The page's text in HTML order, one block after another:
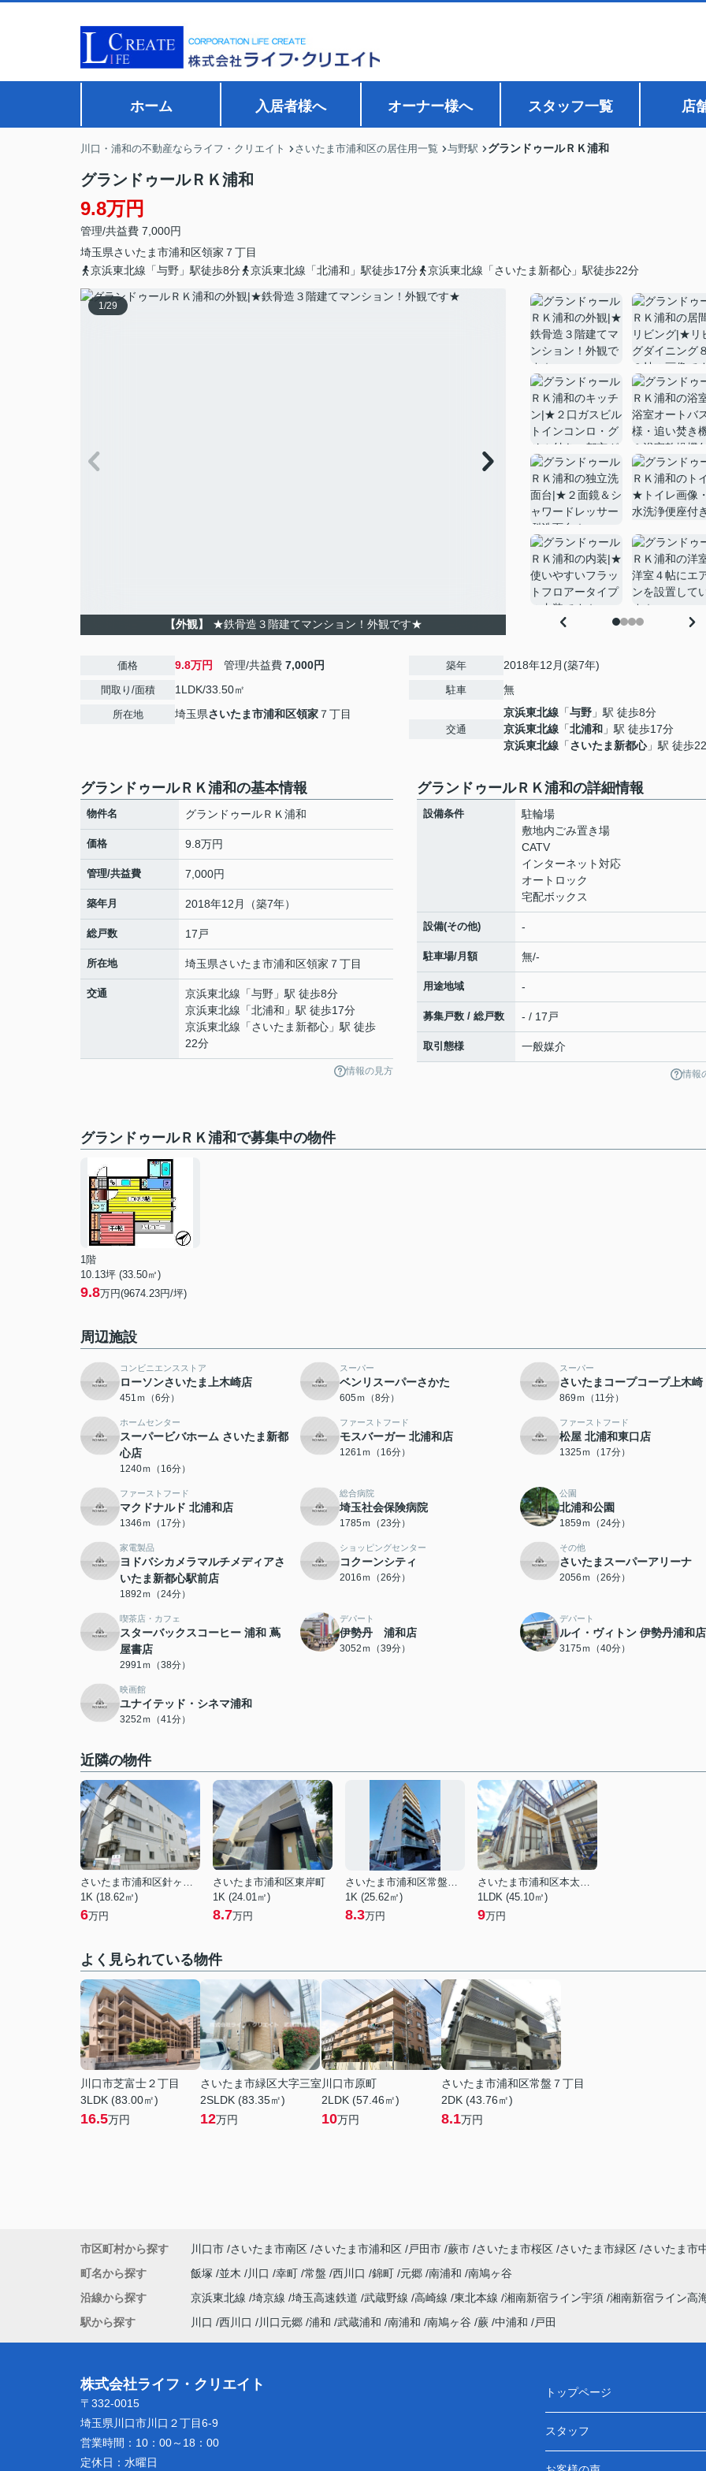
ホーム 入居者様へ オーナー様へ スタッフ一覧 店
川口・浦和の不動産ならライフ・クリエイト さいたま市浦和区の居住用一覧 与野駅 グランドゥールＲＫ浦和
グランドゥールＲＫ浦和
9.8万円
管理/共益費 7,000円
埼玉県さいたま市浦和区領家 ７丁目
京浜東北線「与野」駅徒歩8分
京浜東北線「北浦和」駅徒歩17分 京浜東北線「さいたま新都心」駅徒歩22分
1 /29
【外観】 ★鉄骨造３階建てマンション！外観です★
価格 9.8万円 管理/共益費 7,000円
間取り/面積 1LDK/33.50㎡
所在地 埼玉県さいたま市浦和区領家 ７丁目
築年 2018年12月(築7年)
駐車 無
交通
京浜東北線 「与野 」駅 徒歩8分
京浜東北線 「北浦和 」駅 徒歩17分
京浜東北線 「さいたま新都心」駅 徒歩
グランドゥールＲＫ浦和の基本情報
物件名 グランドゥールＲＫ浦和
価格 9.8万円
管理/共益費 7,000円
築年月 2018年12月（築7年）
総戸数 17戸
所在地 埼玉県さいたま市浦和区領家 ７丁目
交通 京浜東北線 「与野 」駅 徒歩8分
京浜東北線 「北浦和 」駅 徒歩17分
京浜東北線 「さいたま新都心 」駅 徒歩
22分
情報の見方
グランドゥールＲＫ浦和の詳細情報
設備条件
駐輪場
敷地内ごみ置き場
CATV
インターネット対応
オートロック
宅配ボックス
設備(その他) -
駐車場/月額 無/-
用途地域 -
募集戸数 / 総戸数 - / 17戸
取引態様 一般媒介
情報
グランドゥールＲＫ浦和で募集中の物件
1階
10.13坪 (33.50㎡)
9.8万円(9674.23円/坪)
周辺施設
コンビニエンスストア
ローソンさいたま上木崎店
451ｍ（6分）
スーパー
ベンリスーパーさかた
605ｍ（8分）
スーパー
さいたまコープコープ上木崎
869ｍ（11分）
ホームセンター
スーパービバホーム さいたま新都
心店
1240ｍ（16分）
ファーストフード
モスバーガー 北浦和店
1261ｍ（16分）
ファーストフード
松屋 北浦和東口店
1325ｍ（17分）
ファーストフード
マクドナルド 北浦和店
1346ｍ（17分）
総合病院
埼玉社会保険病院
1785ｍ（23分）
公園
北浦和公園
1859ｍ（24分）
家電製品
ヨドバシカメラマルチメディアさ
いたま新都心駅前店
1892ｍ（24分）
ショッピングセンター
コクーンシティ
2016ｍ（26分）
その他
さいたまスーパーアリーナ
2056ｍ（26分）
喫茶店・カフェ
スターバックスコーヒー 浦和 蔦
屋書店
2991ｍ（38分）
デパート
伊勢丹 浦和店
3052ｍ（39分）
デパート
ルイ・ヴィトン 伊勢丹浦和店
3175ｍ（40分）
映画館
ユナイテッド・シネマ浦和
3252ｍ（41分）
近隣の物件
1K (18.62㎡)
6万円
さいたま市浦和区東岸町
1K (24.01㎡)
8.7万円
1K (25.62㎡)
8.3万円
1LDK (45.10㎡)
9万円
よく見られている物件
川口市芝富士２丁目
3LDK (83.00㎡)
16.5万円
さいたま市緑区大字三室
2SLDK (83.35㎡)
12万円
川口市原町
2LDK (57.46㎡)
10万円
さいたま市浦和区常盤７丁目
2DK (43.76㎡)
8.1万円
市区町村から探す 川口市 さいたま市南区 さいたま市浦和区 戸田市 蕨市 さいたま市桜区 さいたま市緑区
さいたま市
町名から探す
飯塚 並木 川口 幸町 常盤 西川口 錦町 元郷 南浦和 南鳩ヶ谷
沿線から探す
京浜東北線 埼京線 埼玉高速鉄道 武蔵野線 高崎線 東北本線 湘南新宿ライン宇須 湘南新宿ライン高
駅から探す
川口 西川口 川口元郷 浦和 武蔵浦和 南浦和 南鳩ヶ谷 蕨 中浦和 戸田
株式会社ライフ・クリエイト
〒332-0015
埼玉県川口市川口２丁目6-9
営業時間： 10：00～18：00
定休日： 水曜日
トップページ
スタッフ